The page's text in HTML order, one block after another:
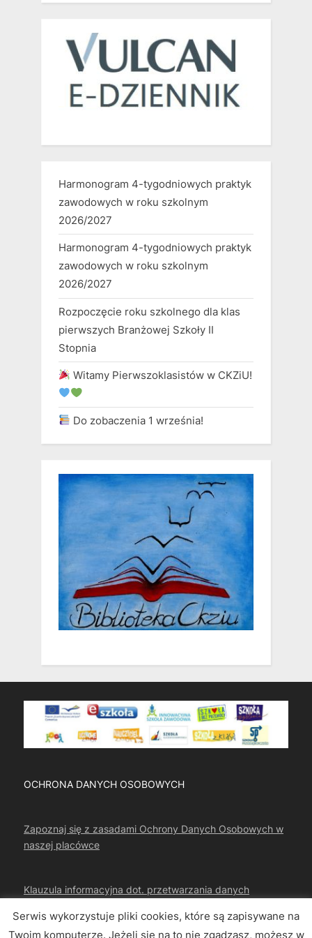
Harmonogram 4-tygodniowych praktyk
zawodowych w roku szkolnym
2026/2027
Harmonogram 4-tygodniowych praktyk
zawodowych w roku szkolnym
2026/2027
Rozpoczęcie roku szkolnego dla klas
pierwszych Branżowej Szkoły II
Stopnia
Witamy Pierwszoklasistów w CKZiU!
Do zobaczenia 1 września!
OCHRONA DANYCH OSOBOWYCH
Zapoznaj się z zasadami Ochrony Danych Osobowych w
naszej placówce
Klauzula informacyjna dot. przetwarzania danych
Serwis wykorzystuje pliki cookies, które są zapisywane na
Twoim komputerze. Jeżeli się na to nie zgadzasz, możesz w